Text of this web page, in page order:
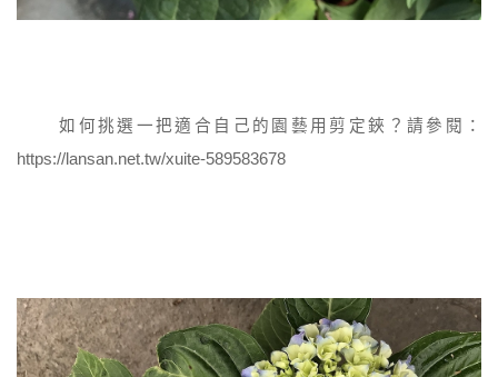
如何挑選一把適合自己的園藝用剪定鋏？請參閱：
https://lansan.net.tw/xuite-589583678